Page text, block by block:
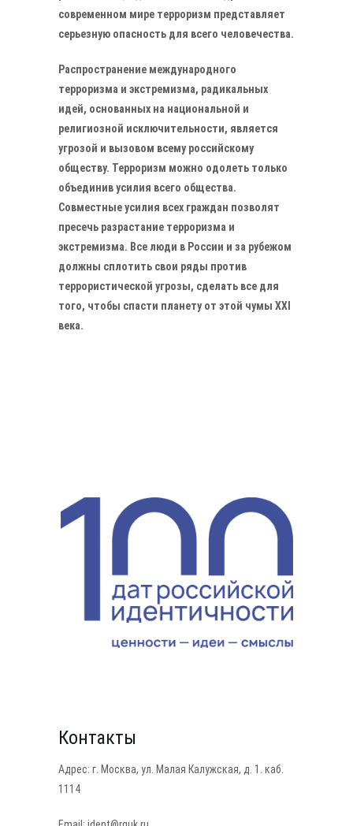
современном мире терроризм представляет
серьезную опасность для всего человечества.
Распространение международного
терроризма и экстремизма, радикальных
идей, основанных на национальной и
религиозной исключительности, является
угрозой и вызовом всему российскому
обществу. Терроризм можно одолеть только
объединив усилия всего общества.
Совместные усилия всех граждан позволят
пресечь разрастание терроризма и
экстремизма. Все люди в России и за рубежом
должны сплотить свои ряды против
террористической угрозы, сделать все для
того, чтобы спасти планету от этой чумы XXI
века.
Контакты
Адрес: г. Москва, ул. Малая Калужская, д. 1. каб.
1114